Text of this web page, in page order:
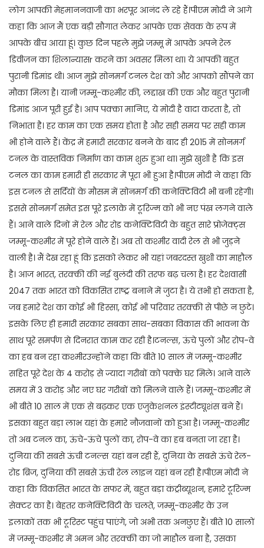
लोग आपकी मेहमाननवाजी का भरपूर आनंद ले रहे हैं।पीएम मोदी ने आगे
कहा कि आज मैं एक बड़ी सौगात लेकर आपके एक सेवक के रूप में
आपके बीच आया हूं। कुछ दिन पहले मुझे जम्मू में आपके अपने रेल
डिवीजन का शिलान्यासr करने का अवसर मिला था। ये आपकी बहुत
पुरानी डिमांड थी। आज मुझे सोनमर्ग टनल देश को और आपको सौंपने का
मौका मिला है। यानी जम्मू-कश्मीर की, लद्दाख की एक और बहुत पुरानी
डिमांड आज पूरी हुई है। आप पक्का मानिए, ये मोदी है वादा करता है, तो
निभाता है। हर काम का एक समय होता है और सही समय पर सही काम
भी होने वाले हैं। केंद्र में हमारी सरकार बनने के बाद ही 2015 में सोनमर्ग
टनल के वास्तविक निर्माण का काम शुरु हुआ था। मुझे खुशी है कि इस
टनल का काम हमारी ही सरकार में पूरा भी हुआ है।पीएम मोदी ने कहा कि
इस टनल से सर्दियों के मौसम में सोनमर्ग की कनेक्टिविटी भी बनी रहेगी।
इससे सोनमर्ग समेत इस पूरे इलाके में टूरिज्म को भी नए पंख लगने वाले
हैं। आने वाले दिनों में रेल और रोड कनेक्टिविटी के बहुत सारे प्रोजेक्ट्स
जम्मू-कश्मीर में पूरे होने वाले हैं। अब तो कश्मीर वादी रेल से भी जुड़ने
वाली है। मैं देख रहा हूं कि इसको लेकर भी यहां जबरदस्त खुशी का माहौल
है। आज भारत, तरक्की की नई बुलंदी की तरफ बढ़ चला है। हर देशवासी
2047 तक भारत को विकसित राष्ट्र बनाने में जुटा है। ये तभी हो सकता है,
जब हमारे देश का कोई भी हिस्सा, कोई भी परिवार तरक्की से पीछे न छुटे।
इसके लिए ही हमारी सरकार सबका साथ-सबका विकास की भावना के
साथ पूरे समर्पण से दिनरात काम कर रही है।टनल्स, ऊंचे पुलों और रोप-वे
का हब बन रहा कश्मीरउन्होंने कहा कि बीते 10 साल में जम्मू-कश्मीर
सहित पूरे देश के 4 करोड़ से ज्यादा गरीबों को पक्के घर मिले। आने वाले
समय में 3 करोड़ और नए घर गरीबों को मिलने वाले हैं। जम्मू-कश्मीर में
भी बीते 10 साल में एक से बढ़कर एक एजुकेशनल इंस्टीट्यूशंस बने हैं।
इसका बहुत बड़ा लाभ यहां के हमारे नौजवानों को हुआ है। जम्मू-कश्मीर
तो अब टनल का, ऊंचे-ऊंचे पुलों का, रोप-वे का हब बनता जा रहा है।
दुनिया की सबसे ऊंची टनल्स यहां बन रही हैं, दुनिया के सबसे ऊंचे रेल-
रोड ब्रिज, दुनिया की सबसे ऊंची रेल लाइन यहां बन रही है।पीएम मोदी ने
कहा कि विकसित भारत के सफर में, बहुत बड़ा कंट्रीब्यूशन, हमारे टूरिज्म
सेक्टर का है। बेहतर कनेक्टिविटी के चलते, जम्मू-कश्मीर के उन
इलाकों तक भी टूरिस्ट पहुंच पाएंगे, जो अभी तक अनछुए हैं। बीते 10 सालों
में जम्मू-कश्मीर में अमन और तरक्की का जो माहौल बना है, उसका